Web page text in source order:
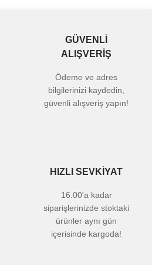
GÜVENLİ
ALIŞVERİŞ
Ödeme ve adres
bilgilerinizi kaydedin,
güvenli alışveriş yapın!
HIZLI SEVKİYAT
16.00'a kadar
siparişlerinizde stoktaki
ürünler aynı gün
içerisinde kargoda!